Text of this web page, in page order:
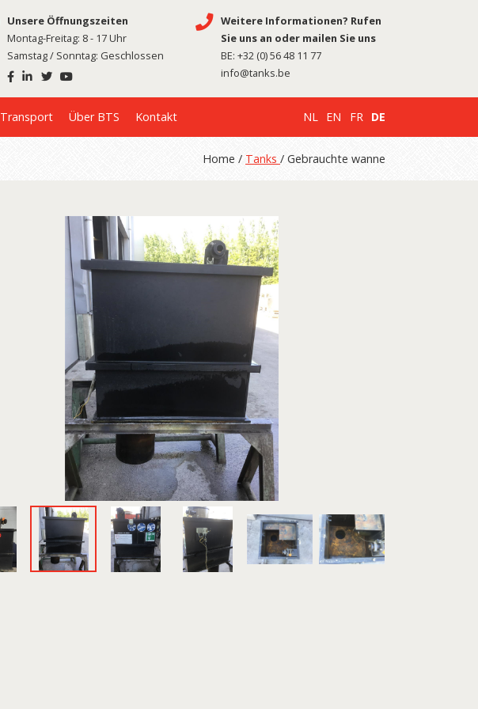
Unsere Öffnungszeiten
Montag-Freitag: 8 - 17 Uhr
Samstag / Sonntag: Geschlossen
Weitere Informationen? Rufen
Sie uns an oder mailen Sie uns
BE: +32 (0) 56 48 11 77
info@tanks.be
Transport Über BTS Kontakt NL EN FR DE
Home / Tanks / Gebrauchte wanne